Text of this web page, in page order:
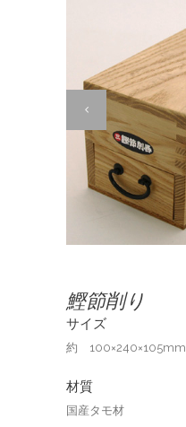
鰹節削り
サイズ
約 100×240×105mm
材質
国産タモ材